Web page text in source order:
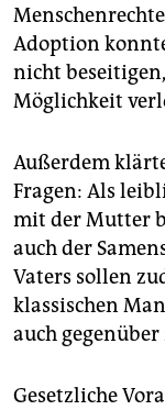
Adoption
nicht
Möglichkeit
Außerdem
Fragen: Als
mit der Mutter
auch der
Vaters sollen
klassischen
auch
Gesetzliche